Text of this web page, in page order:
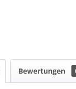
Bewertungen